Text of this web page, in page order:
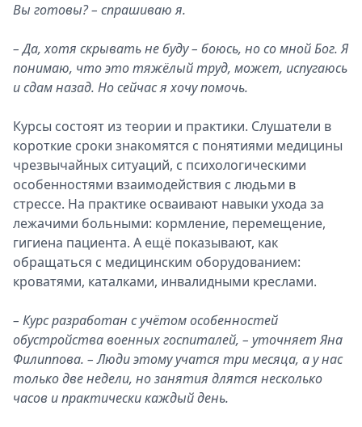
Вы готовы? – спрашиваю я.
– Да, хотя скрывать не буду – боюсь, но со мной Бог. Я
понимаю, что это тяжёлый труд, может, испугаюсь
и сдам назад. Но сейчас я хочу помочь.
Курсы состоят из теории и практики. Слушатели в
короткие сроки знакомятся с понятиями медицины
чрезвычайных ситуаций, с психологическими
особенностями взаимодействия с людьми в
стрессе. На практике осваивают навыки ухода за
лежачими больными: кормление, перемещение,
гигиена пациента. А ещё показывают, как
обращаться с медицинским оборудованием:
кроватями, каталками, инвалидными креслами.
– Курс разработан с учётом особенностей
обустройства военных госпиталей, – уточняет Яна
Филиппова. – Люди этому учатся три месяца, а у нас
только две недели, но занятия длятся несколько
часов и практически каждый день.